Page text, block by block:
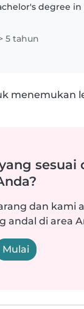
degree
5 tahun
menemukan
sesuai
dan kami
andal di area
Mulai